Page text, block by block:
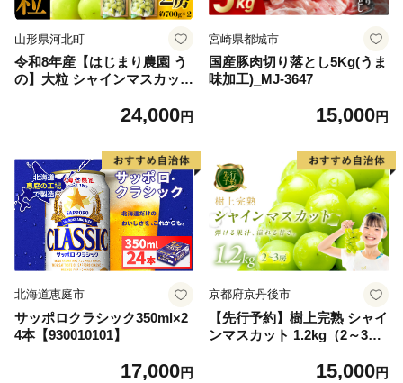
山形県河北町
令和8年産【はじまり農園 う
の】大粒 シャインマスカット
河北町産 【河北町観光物産協
24,000円
宮崎県都城市
国産豚肉切り落とし5Kg(うま
味加工)_MJ-3647
15,000円
北海道恵庭市
サッポロクラシック350ml×2
4本【930010101】
17,000円
京都府京丹後市
【先行予約】樹上完熟 シャイ
ンマスカット 1.2kg（2～3
送） ふるさと納税 シャイン
15,000円